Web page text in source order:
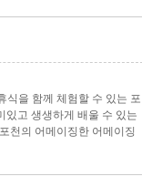
식을 함께 체험할 수 있는 포
있고 생생하게 배울 수 있는
천의 어메이징한 어메이징